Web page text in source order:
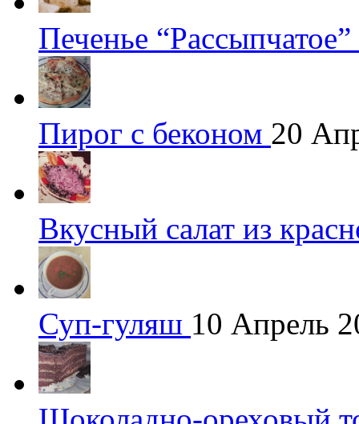
Печенье “Рассыпчатое”
Пирог с беконом 20
Вкусный салат из
Суп-гуляш 10 Апрель